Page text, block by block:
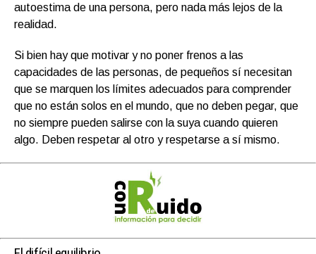
autoestima de una persona, pero nada más lejos de la
realidad.
Si bien hay que motivar y no poner frenos a las
capacidades de las personas, de pequeños sí necesitan
que se marquen los límites adecuados para comprender
que no están solos en el mundo, que no deben pegar, que
no siempre pueden salirse con la suya cuando quieren
algo. Deben respetar al otro y respetarse a sí mismo.